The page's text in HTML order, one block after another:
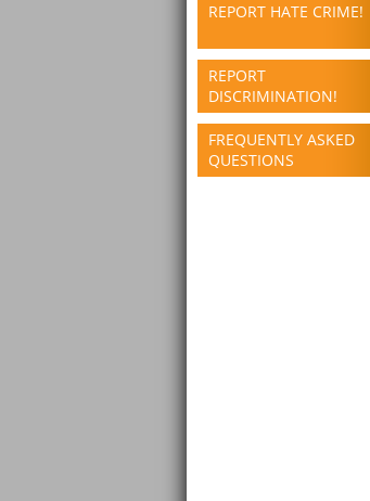
REPORT HATE CRIME!
REPORT
DISCRIMINATION!
FREQUENTLY ASKED
QUESTIONS